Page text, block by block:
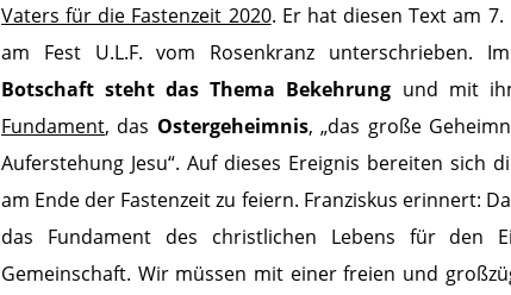
Vaters für die Fastenzeit 2020. Er hat diesen Text am
am Fest U.L.F. vom Rosenkranz unterschrieben. Im
Botschaft steht das Thema Bekehrung und mit
Fundament, das Ostergeheimnis, „das große
Auferstehung Jesu“. Auf dieses Ereignis bereiten sich
am Ende der Fastenzeit zu feiern. Franziskus erinnert:
das Fundament des christlichen Lebens für den
Gemeinschaft. Wir müssen mit einer freien und